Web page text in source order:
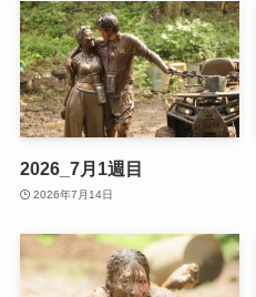
2026_7月1週目
2026年7月14日